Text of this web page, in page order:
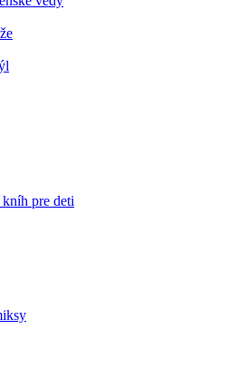
pre deti